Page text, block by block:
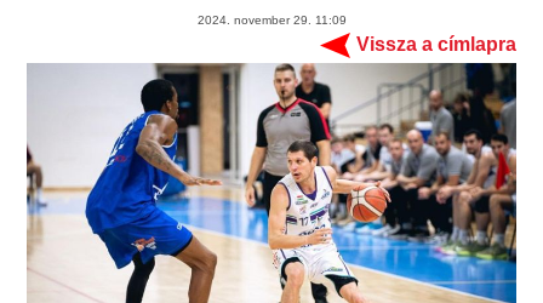
2024. november 29. 11:09
Vissza a címlapra